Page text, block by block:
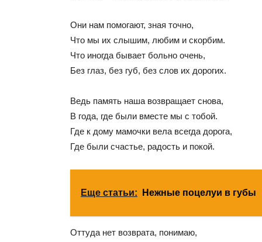
Они нам помогают, зная точно,
Что мы их слышим, любим и скорбим.
Что иногда бывает больно очень,
Без глаз, без губ, без слов их дорогих.
Ведь память наша возвращает снова,
В года, где были вместе мы с тобой.
Где к дому мамочки вела всегда дорога,
Где были счастье, радость и покой.
Еще статьи: Нежные поцелуи в губы
Оттуда нет возврата, понимаю,